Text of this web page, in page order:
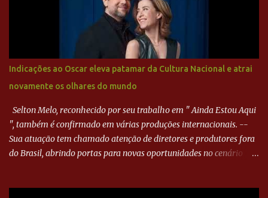
direito de Harlei. O goleiro esmeraldino se esticou e até tocou na
bola, mas não o suficiente para desviar sua trajetória. O ataque do
Goiás era nulo, tanto que o Paraná seguiu em cima. Aos 32
minutos, Jefferson cabeceou e Harlei fez grande defesa. Seis
minutos depois, Wellington encheu o pé e quase surpreendeu o
goleiro rival, que novamente defendeu. No fim, Jefferson teve
outra boa chance, mas parou no goleiro. Gol para matar espera...
Indicações ao Oscar eleva patamar da Cultura Nacional e atrai
novamente os olhares do mundo
Selton Melo, reconhecido por seu trabalho em " Ainda Estou Aqui
", também é confirmado em várias produções internacionais. --
Sua atuação tem chamado atenção de diretores e produtores fora
do Brasil, abrindo portas para novas oportunidades no cenário